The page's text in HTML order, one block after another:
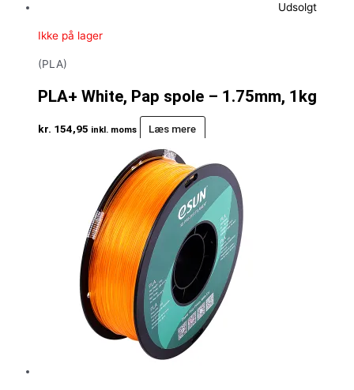
Udsolgt
Ikke på lager
(PLA)
PLA+ White, Pap spole – 1.75mm, 1kg
kr. 154,95 inkl. moms Læs mere